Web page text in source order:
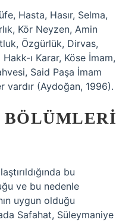
Hasta, Hasır, Selma,
Kör Neyzen, Amin
Özgürlük, Dirvas,
ı Karar, Köse İmam,
Said Paşa İmam
vardır (Aydoğan, 1996).
BÖLÜMLERI
bu
ve bu nedenle
uygun olduğu
Safahat, Süleymaniye